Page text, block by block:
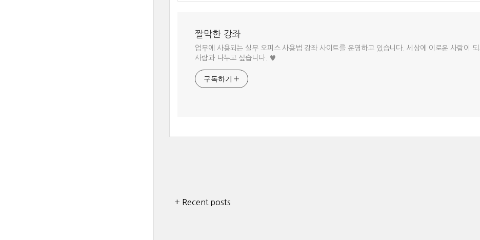
짤막한 강좌
업무에 사용되는 실무 오피스 사용법 강좌 사이트를 운영하고 있습니다. 세상에 이로운 사람이
사람과 나누고 싶습니다. ♥
구독하기
+ Recent posts